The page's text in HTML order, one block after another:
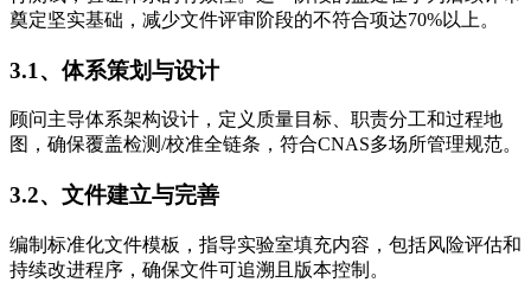
奠定坚实基础，减少文件评审阶段的不符合项达70%以上。
3.1、体系策划与设计
顾问主导体系架构设计，定义质量目标、职责分工和过程地
图，确保覆盖检测/校准全链条，符合CNAS多场所管理规范。
3.2、文件建立与完善
编制标准化文件模板，指导实验室填充内容，包括风险评估和
持续改进程序，确保文件可追溯且版本控制。